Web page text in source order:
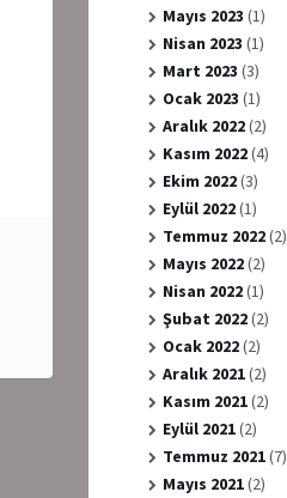
Mayıs 2023 (1)
Nisan 2023 (1)
Mart 2023 (3)
Ocak 2023 (1)
Aralık 2022(2)
Kasım 2022(4)
Ekim 2022(3)
Eylül 2022(1)
Temmuz 2022(2)
Mayıs 2022(2)
Nisan 2022(1)
Şubat 2022(2)
Ocak 2022(2)
Aralık 2021(2)
Kasım 2021(2)
Eylül 2021(2)
Temmuz 2021(7)
Mayıs 2021(2)